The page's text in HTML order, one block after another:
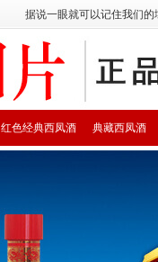
据说一眼就可以记住我们
典藏西凤酒
红色经典西凤酒